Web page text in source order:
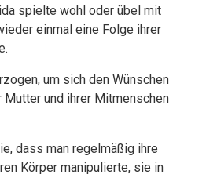
spielte wohl oder übel mit
einmal eine Folge ihrer
um sich den Wünschen
Mutter und ihrer Mitmenschen
dass man regelmäßig ihre
Körper manipulierte, sie in